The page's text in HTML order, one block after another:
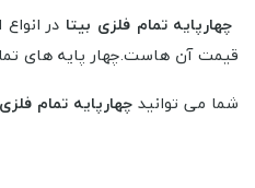
چهارپایه تمام فلزی بیتا
قیمت آن هاست.چهار پایه های
شما می توانید چهارپایه تمام